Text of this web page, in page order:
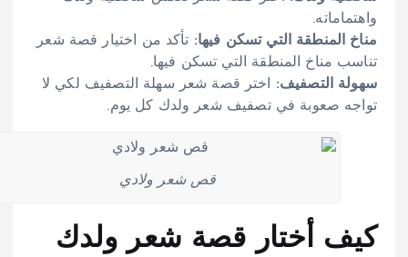
واهتماماته.
مناخ المنطقة التي تسكن فيها:تأكد من اختيار قصة شعر
تناسب مناخ المنطقة التي تسكن فيها.
سهولة التصفيف:اختر قصة شعر سهلة التصفيف لكي لا
تواجه صعوبة في تصفيف شعر ولدك كل يوم.
قص شعر ولادي
كيف أختار قصة شعر ولدك